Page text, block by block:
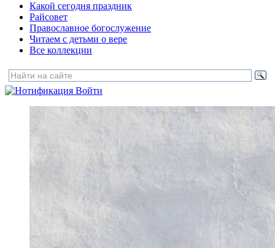
Какой сегодня праздник
Райсовет
Православное богослужение
Читаем с детьми о вере
Все коллекции
Войти